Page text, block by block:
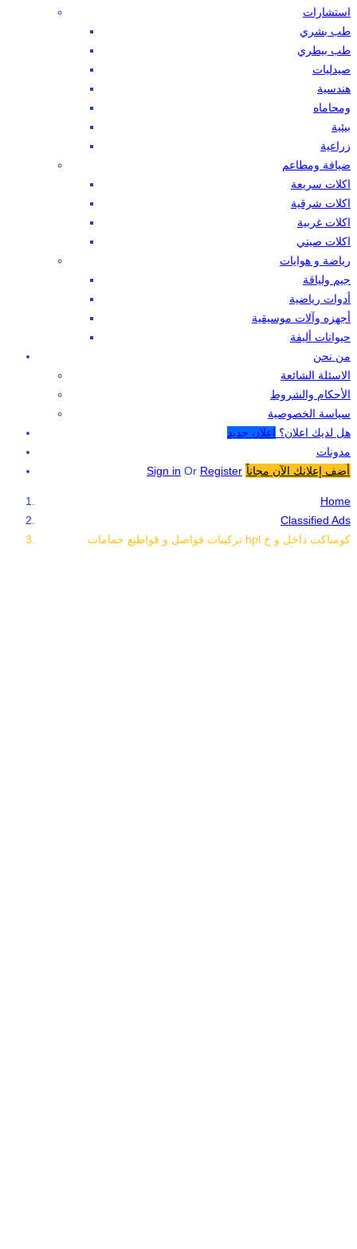
استشارات
طب بشري
طب بيطري
صيدليات
هندسية
ومحاماه
بيئية
زراعية
ضيافة ومطاعم
اكلات سريعة
اكلات شرقية
اكلات غربية
اكلات صيني
رياضة و هوايات
جيم ولياقة
أدوات رياضية
أجهزه وآلات موسيقية
حيوانات أليفة
من نحن
الاسئلة الشائعة
الأحكام والشروط
سياسة الخصوصية
هل لديك اعلان؟ اعلان جديد
مدونات
Sign in Or Register أضف إعلانك الآن مجاناً
Home
Classified Ads
تركيبات فواصل و قواطيع حمامات hpl كومباكت داخل و خ